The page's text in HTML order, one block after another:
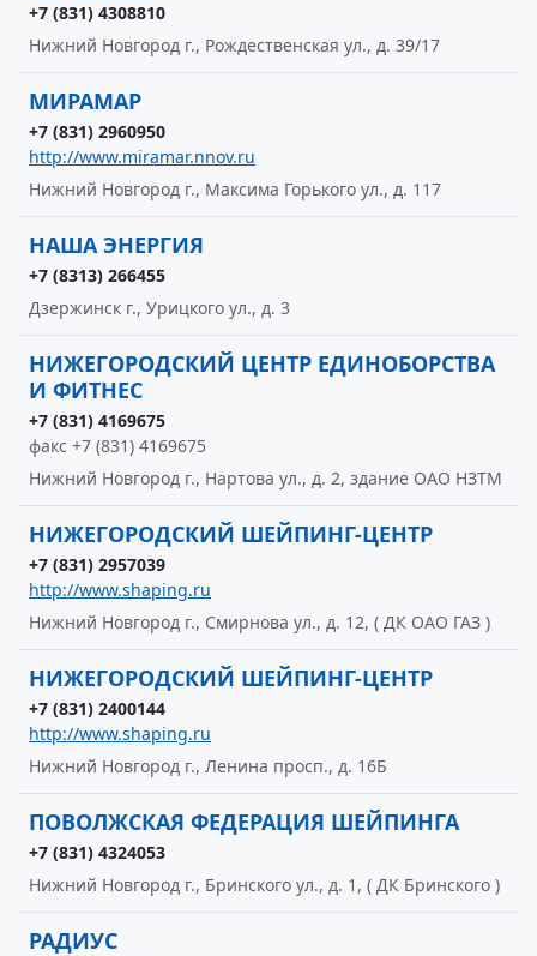
+7 (831) 4308810
Нижний Новгород г., Рождественская ул., д. 39/17
МИРАМАР
+7 (831) 2960950
http://www.miramar.nnov.ru
Нижний Новгород г., Максима Горького ул., д. 117
НАША ЭНЕРГИЯ
+7 (8313) 266455
Дзержинск г., Урицкого ул., д. 3
НИЖЕГОРОДСКИЙ ЦЕНТР ЕДИНОБОРСТВА
И ФИТНЕС
+7 (831) 4169675
факс +7 (831) 4169675
Нижний Новгород г., Нартова ул., д. 2, здание ОАО НЗТМ
НИЖЕГОРОДСКИЙ ШЕЙПИНГ-ЦЕНТР
+7 (831) 2957039
http://www.shaping.ru
Нижний Новгород г., Смирнова ул., д. 12, ( ДК ОАО ГАЗ )
НИЖЕГОРОДСКИЙ ШЕЙПИНГ-ЦЕНТР
+7 (831) 2400144
http://www.shaping.ru
Нижний Новгород г., Ленина просп., д. 16Б
ПОВОЛЖСКАЯ ФЕДЕРАЦИЯ ШЕЙПИНГА
+7 (831) 4324053
Нижний Новгород г., Бринского ул., д. 1, ( ДК Бринского )
РАДИУС